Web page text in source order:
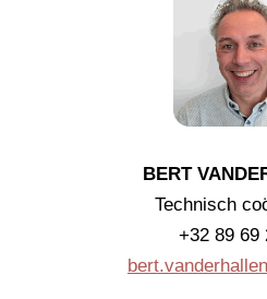
BERT
Technisch
+32 89 69